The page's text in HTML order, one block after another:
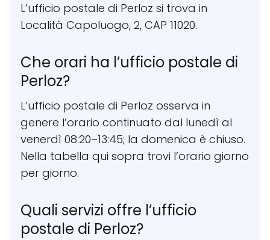
L’ufficio postale di Perloz si trova in
Località Capoluogo, 2, CAP 11020.
Che orari ha l’ufficio postale di
Perloz?
L’ufficio postale di Perloz osserva in
genere l’orario continuato dal lunedì al
venerdì 08:20–13:45; la domenica è chiuso.
Nella tabella qui sopra trovi l’orario giorno
per giorno.
Quali servizi offre l’ufficio
postale di Perloz?